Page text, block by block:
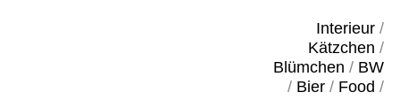
Interieur/
Kätzchen /
Blümchen / BW
/ Bier/ Food /